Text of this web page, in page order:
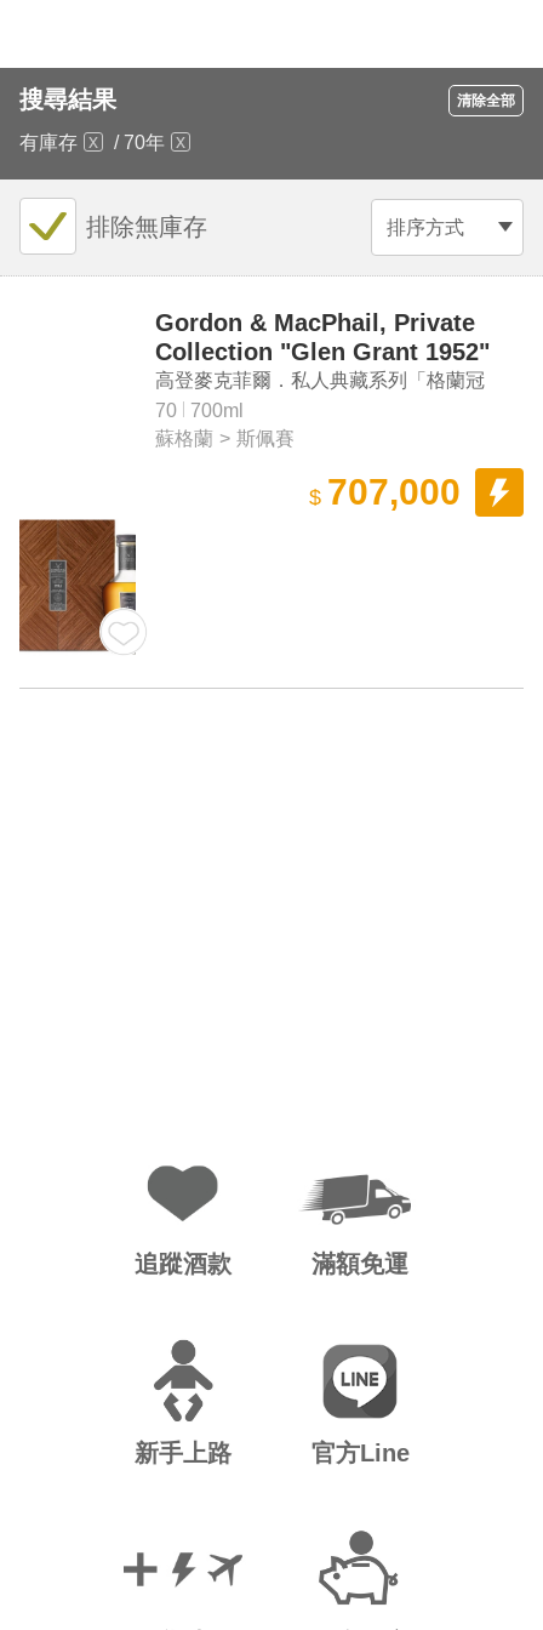
搜尋結果 清除全部
有庫存 / 70年
排序方式
排除無庫存
Gordon & MacPhail, Private
Collection "Glen Grant 1952"
Single Malt Scotch Whisky
高登麥克菲爾．私人典藏系列「格蘭冠
1952」70年單一麥芽蘇格蘭威士忌（女王
特別版）
70
700ml
蘇格蘭 > 斯佩賽
$ 707,000
追蹤酒款 滿額免運
新手上路 官方Line